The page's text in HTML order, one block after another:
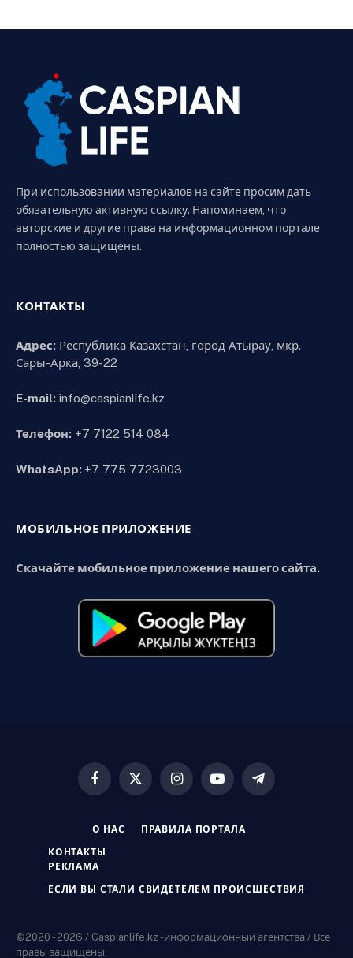
При использовании материалов на сайте просим дать
обязательную активную ссылку. Напоминаем, что
авторские и другие права на информационном портале
полностью защищены.
КОНТАКТЫ
Адрес: Республика Казахстан, город Атырау, мкр.
Сары-Арка, 39-22
E-mail: info@caspianlife.kz
Телефон: +7 7122 514 084
WhatsApp: +7 775 7723003
МОБИЛЬНОЕ ПРИЛОЖЕНИЕ
Скачайте мобильное приложение нашего сайта.
Facebook
X
InstagramYouTubeTelegram
О НАС ПРАВИЛА ПОРТАЛА
КОНТАКТЫ
РЕКЛАМА
ЕСЛИ ВЫ СТАЛИ СВИДЕТЕЛЕМ ПРОИСШЕСТВИЯ
©2020 - 2026 / Caspianlife.kz -информационный агентства / Все
правы защищены.